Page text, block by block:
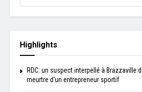
Highlights
RDC: un suspect interpellé à Brazzaville
meurtre d'un entrepreneur sportif